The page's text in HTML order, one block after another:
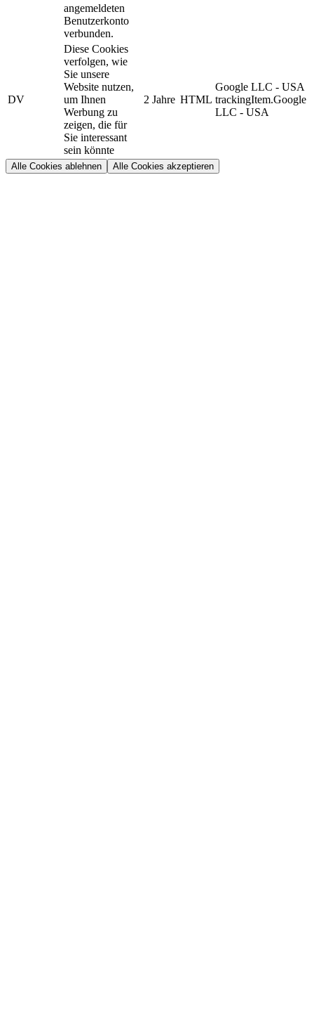
angemeldeten
Benutzerkonto
verbunden.
DV
Diese Cookies
verfolgen, wie
Sie unsere
Website nutzen,
um Ihnen
Werbung zu
zeigen, die für
Sie interessant
sein könnte
2 Jahre HTML
Google LLC - USA
trackingItem.Google
LLC - USA
Alle Cookies ablehnen Alle Cookies akzeptieren